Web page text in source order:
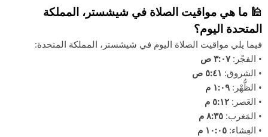
🕌 ما هي مواقيت الصلاة في شيشستر، المملكة
المتحدة اليوم؟
فيما يلي مواقيت الصلاة اليوم في شيشستر، المملكة المتحدة:
• الفجْر:٣:٠٧ ص
• الشروق: ٥:٤١ ص
• الظُّهْر: ١:٠٩ م
• العَصر: ٥:١٢ م
• المَغرب: ٨:٣٥ م
• العِشاء: ١٠:٠٥ م